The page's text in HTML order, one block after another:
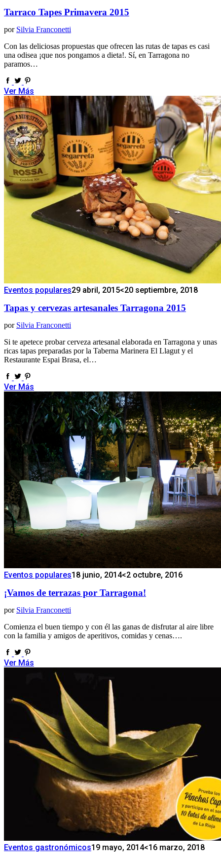
Tarraco Tapes Primavera 2015
por Silvia Franconetti
Con las deliciosas propuestas que ofrecen las rutas de tapas es casi
una odisea ¡que nos pongamos a dieta!. Sí, en Tarragona no
paramos…
Ver Más
Eventos populares29 abril, 2015<20 septiembre, 2018
Tapas y cervezas artesanales Tarragona 2015
por Silvia Franconetti
Si te apetece probar cerveza artesanal elaborada en Tarragona y unas
ricas tapas preparadas por la Taberna Marinera El Llagut y el
Restaurante Espai Brasa, el…
Ver Más
Eventos populares18 junio, 2014<2 octubre, 2016
¡Vamos de terrazas por Tarragona!
por Silvia Franconetti
Comienza el buen tiempo y con él las ganas de disfrutar al aire libre
con la familia y amigos de aperitivos, comidas y cenas….
Ver Más
Eventos gastronómicos19 mayo, 2014<16 marzo, 2018